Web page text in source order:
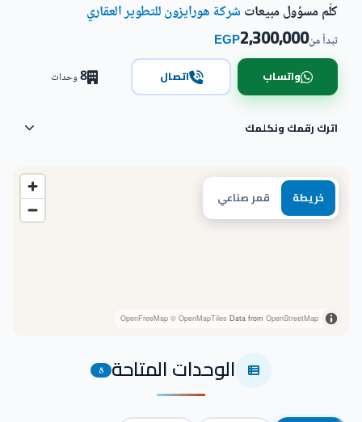
خريطة قمر صناعي
OpenFreeMap © OpenMapTiles Data from OpenStreetMap
كلّم مسؤول مبيعات شركة هورايزون للتطوير العقاري
تبدأ من2,300,000
EGP
واتساب اتصال 8وحدات
اترك رقمك ونكلمك
الوحدات المتاحة 8